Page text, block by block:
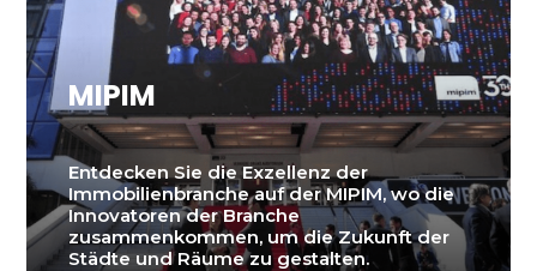
MIPIM
Entdecken Sie die Exzellenz der
Immobilienbranche auf der MIPIM, wo die
Innovatoren der Branche
zusammenkommen, um die Zukunft der
Städte und Räume zu gestalten.